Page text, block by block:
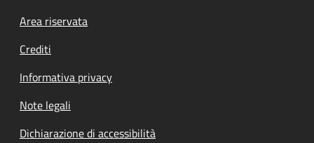
Footer menu
Area riservata
Crediti
Informativa privacy
Note legali
Dichiarazione di accessibilità